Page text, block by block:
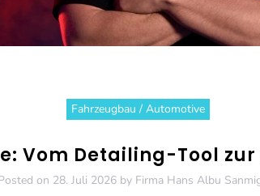
Fahrzeugbau / Automotive
Vom Detailing-Tool
on 28. Juli 2026 by Firma Hans Albu